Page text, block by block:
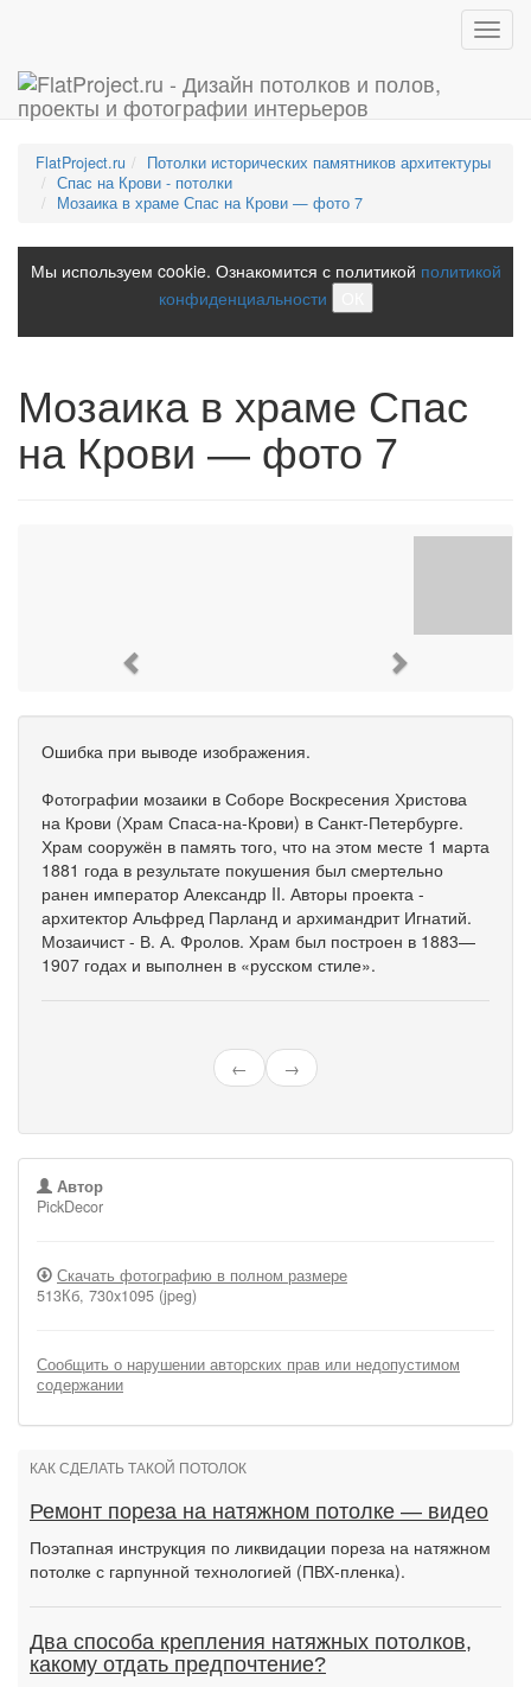
FlatProject.ru
Потолки исторических памятников архитектуры
Спас на Крови - потолки
Мозаика в храме Спас на Крови — фото 7
Мы используем cookie. Ознакомится с политикой политикой
конфиденциальности
Мозаика в храме Спас
на Крови — фото 7
Ошибка при выводе изображения.
Фотографии мозаики в Соборе Воскресения Христова
на Крови (Храм Спаса-на-Крови) в Санкт-Петербурге.
Храм сооружён в память того, что на этом месте 1 марта
1881 года в результате покушения был смертельно
ранен император Александр II. Авторы проекта -
архитектор Альфред Парланд и архимандрит Игнатий.
Мозаичист - В. А. Фролов. Храм был построен в 1883—
1907 годах и выполнен в «русском стиле».
← →
Автор
PickDecor
Скачать фотографию в полном размере
513Кб, 730x1095 (jpeg)
Сообщить о нарушении авторских прав или недопустимом
содержании
КАК СДЕЛАТЬ ТАКОЙ ПОТОЛОК
Ремонт пореза на натяжном потолке — видео
Поэтапная инструкция по ликвидации пореза на натяжном
потолке с гарпунной технологией (ПВХ-пленка).
Два способа крепления натяжных потолков,
какому отдать предпочтение?